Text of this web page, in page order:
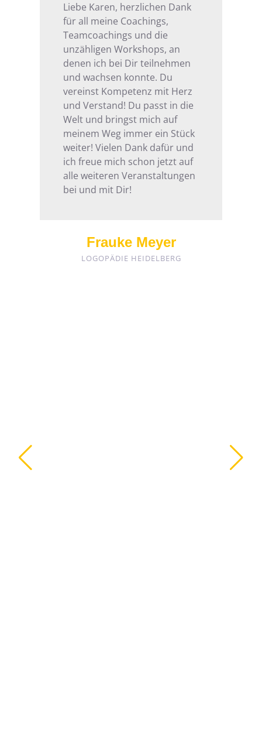
Liebe Karen, herzlichen Dank
für all meine Coachings,
Teamcoachings und die
unzähligen Workshops, an
denen ich bei Dir teilnehmen
und wachsen konnte. Du
vereinst Kompetenz mit Herz
und Verstand! Du passt in die
Welt und bringst mich auf
meinem Weg immer ein Stück
weiter! Vielen Dank dafür und
ich freue mich schon jetzt auf
alle weiteren Veranstaltungen
bei und mit Dir!
Frauke Meyer
LOGOPÄDIE HEIDELBERG